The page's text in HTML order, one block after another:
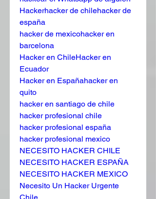
Hackerhacker de chilehacker de
españa
hacker de mexicohacker en
barcelona
Hacker en ChileHacker en
Ecuador
Hacker en Españahacker en
quito
hacker en santiago de chile
hacker profesional chile
hacker profesional españa
hacker profesional mexico
NECESITO HACKER CHILE
NECESITO HACKER ESPAÑA
NECESITO HACKER MEXICO
Necesito Un Hacker Urgente
Chile